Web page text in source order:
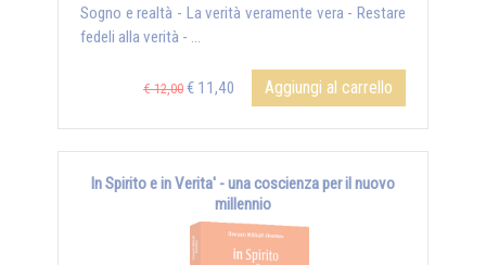
Sogno e realtà - La verità veramente vera - Restare
fedeli alla verità - ...
€ 12,00 € 11,40 Aggiungi al carrello
In Spirito e in Verita' - una coscienza per il nuovo
millennio